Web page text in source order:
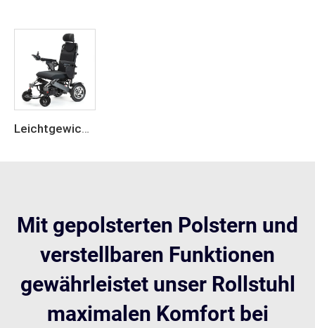
Leichtgewichtige Aluminiumlegierung, faltbarer elektrischer Rollstuhl
Mit gepolsterten Polstern und
verstellbaren Funktionen
gewährleistet unser Rollstuhl
maximalen Komfort bei